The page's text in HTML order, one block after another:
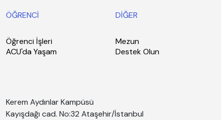
ÖĞRENCİ
Öğrenci İşleri
ACU'da Yaşam
DİĞER
Mezun
Destek Olun
Kerem Aydınlar Kampüsü
Kayışdağı cad. No:32 Ataşehir/İstanbul